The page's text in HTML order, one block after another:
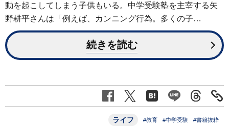
動を起こしてしまう子供もいる。中学受験塾を主宰する矢
野耕平さんは「例えば、カンニング行為。多くの子…
続きを読む
ライフ #教育 #中学受験 #書籍抜粋